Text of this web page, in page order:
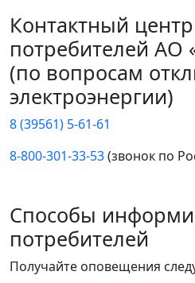
Контактный
потребителей АО
(по вопросам
электроэнергии)
8 (39561) 5-61-61
8-800-301-33-53(звонок по
Способы
потребителей
Получайте оповещения